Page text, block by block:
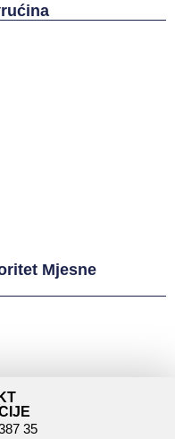
Mjesne
35